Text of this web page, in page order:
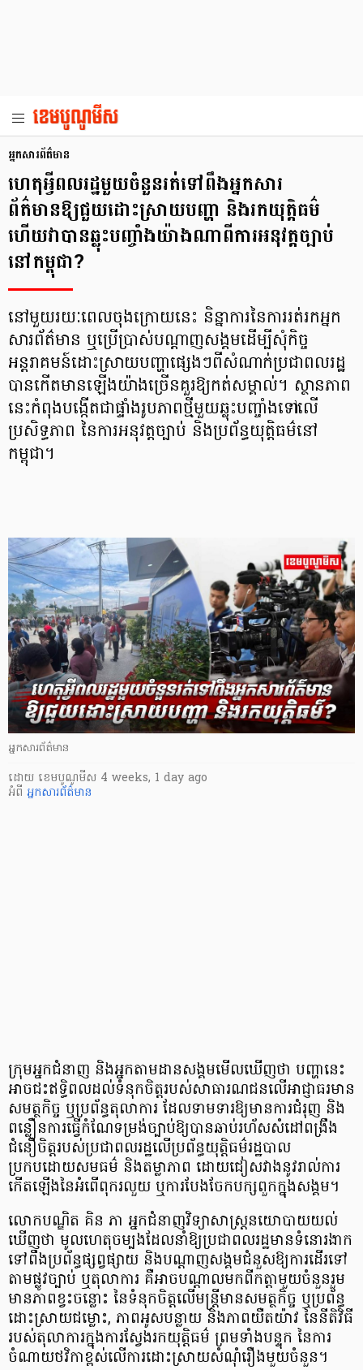
អ្នកសារព័ត៌មាន
ហេតុអ្វីពលរដ្ឋមួយចំនួនរត់ទៅពឹងអ្នកសារ
ព័ត៌មានឱ្យជួយដោះស្រាយបញ្ហា និងរកយុត្តិធម៌
ហើយវាបានឆ្លុះបញ្ចាំងយ៉ាងណាពីការអនុវត្តច្បាប់
នៅកម្ពុជា?
នៅមួយរយៈពេលចុងក្រោយនេះ និន្នាការនៃការរត់រកអ្នក
សារព័ត៌មាន ឬប្រើប្រាស់បណ្តាញសង្គមដើម្បីសុំកិច្ច
អន្តរាគមន៍ដោះស្រាយបញ្ហាផ្សេងៗពីសំណាក់ប្រជាពលរដ្ឋ
បានកើតមានឡើងយ៉ាងច្រើនគួរឱ្យកត់សម្គាល់។ ស្ថានភាព
នេះកំពុងបង្កើតជាផ្ទាំងរូបភាពថ្មីមួយឆ្លុះបញ្ចាំងទៅលើ
ប្រសិទ្ធភាព នៃការអនុវត្តច្បាប់ និងប្រព័ន្ធយុត្តិធម៌នៅ
កម្ពុជា។
អ្នកសារព័ត៌មាន
ដោយ ​ ខេមបូណូមីស 4 weeks, 1 day ago
អំពី អ្នកសារព័ត៌មាន
ក្រុមអ្នកជំនាញ និងអ្នកតាមដានសង្គមមើលឃើញថា បញ្ហានេះ
អាចជះឥទ្ធិពលដល់ទំនុកចិត្តរបស់សាធារណជនលើអាជ្ញាធរមាន
សមត្ថកិច្ច ឬប្រព័ន្ធតុលាការ ដែលទាមទារឱ្យមានការជំរុញ និង
ពន្លឿនការធ្វើកំណែទម្រង់ច្បាប់ឱ្យបានឆាប់រហ័សសំដៅពង្រឹង
ជំនឿចិត្តរបស់ប្រជាពលរដ្ឋលើប្រព័ន្ធយុត្តិធម៌រដ្ឋបាល
ប្រកបដោយសមធម៌ និងតម្លាភាព ដោយជៀសវាងនូវរាល់ការ
កើតឡើងនៃអំពើពុករលួយ ឬការបែងចែកបក្សពួកក្នុងសង្គម។
លោកបណ្ឌិត គិន ភា អ្នកជំនាញវិទ្យាសាស្រ្តនយោបាយយល់
ឃើញថា មូលហេតុចម្បងដែលនាំឱ្យប្រជាពលរដ្ឋមានទំនោរងាក
ទៅពឹងប្រព័ន្ធផ្សព្វផ្សាយ និងបណ្ដាញសង្គមជំនួសឱ្យការដើរទៅ
តាមផ្លូវច្បាប់ ឬតុលាការ គឺអាចបណ្តាលមកពីកត្តាមួយចំនួនរួម
មានភាពខ្វះចន្លោះ នៃទំនុកចិត្តលើមន្ត្រីមានសមត្ថកិច្ច ឬប្រព័ន្ធ
ដោះស្រាយជម្លោះ, ភាពអូសបន្លាយ និងភាពយឺតយ៉ាវ នៃនីតិវិធី
របស់តុលាការក្នុងការស្វែងរកយុត្តិធម៌ ព្រមទាំងបន្ទុក នៃការ
ចំណាយថវិកាខ្ពស់លើការដោះស្រាយសំណុំរឿងមួយចំនួន។